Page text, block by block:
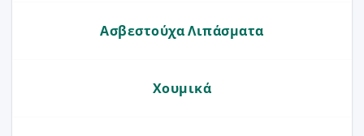
Ασβεστούχα Λιπάσματα
Χουμικά